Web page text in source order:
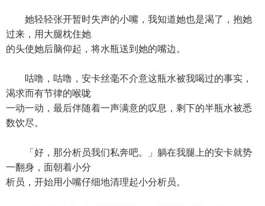
她轻轻张开暂时失声的小嘴，我知道她也是渴了，抱她
过来，用大腿枕住她
的头使她后脑仰起，将水瓶送到她的嘴边。
咕噜，咕噜，安卡丝毫不介意这瓶水被我喝过的事实，
渴求而有节律的喉咙
一动一动，最后伴随着一声满意的叹息，剩下的半瓶水被悉
数饮尽。
「好，那分析员我们私奔吧。」躺在我腿上的安卡就势
一翻身，面朝着小分
析员，开始用小嘴仔细地清理起小分析员。